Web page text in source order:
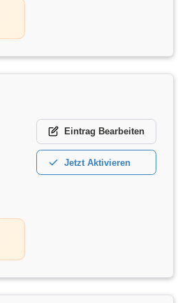
Eintrag Bearbeiten
Jetzt Aktivieren